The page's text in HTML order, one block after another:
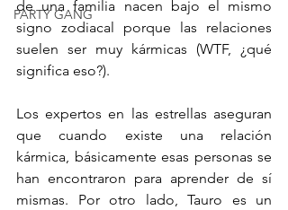
PARTY GANG
de una familia nacen bajo el mismo
signo zodiacal porque las relaciones
suelen ser muy kármicas (WTF, ¿qué
significa eso?).
Los expertos en las estrellas aseguran
que cuando existe una relación
kármica, básicamente esas personas se
han encontraron para aprender de sí
mismas. Por otro lado, Tauro es un